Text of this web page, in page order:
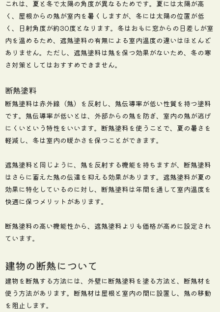
これは、夏と冬で太陽の角度が異なるためです。夏には太陽が高
く、屋根からの熱が室内を暑くしますが、冬には太陽の位置が低
く、日射角度が約30度となります。冬はおもに窓からの日差しが室
内を温めるため、遮熱塗料の有無による室内温度の違いはほとんど
ありません。ただし、遮熱塗料は熱を保つ効果がないため、冬の寒
さ対策としてはおすすめできません。
断熱塗料
断熱塗料は赤外線（熱）を反射し、熱伝導率が低い性質を持つ塗料
です。熱伝導率が低いとは、外部からの熱を防ぎ、室内の熱が逃げ
にくいという特性をいいます。断熱塗料を使うことで、夏の暑さを
軽減し、冬は室内の暖かさを保つことができます。
遮熱塗料と同じように、熱を反射する機能を持ちますが、断熱塗料
はさらに蓄えた熱の伝達を抑える効果があります。遮熱塗料が夏の
効果に特化しているのに対し、断熱塗料は年間を通して室内温度を
快適に保つメリットがあります。
断熱塗料の高い機能性から、遮熱塗料よりも価格が高めに設定され
ています。
建物の断熱について
建物を断熱する方法には、外壁に断熱塗料を塗る方法と、断熱材を
使う方法があります。断熱材は屋根と室内の間に設置し、熱の移動
を阻止します。